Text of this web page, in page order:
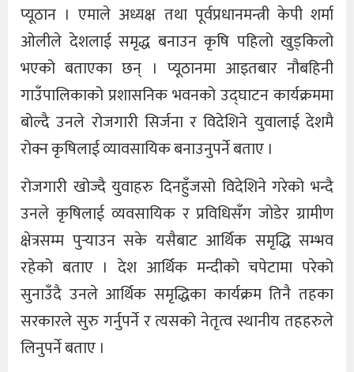
प्यूठान । एमाले अध्यक्ष तथा पूर्वप्रधानमन्त्री केपी शर्मा
ओलीले देशलाई समृद्ध बनाउन कृषि पहिलो खुड्किलो
भएको बताएका छन् । प्यूठानमा आइतबार नौबहिनी
गाउँपालिकाको प्रशासनिक भवनको उद्घाटन कार्यक्रममा
बोल्दै उनले रोजगारी सिर्जना र विदेशिने युवालाई देशमै
रोक्न कृषिलाई व्यावसायिक बनाउनुपर्ने बताए ।
रोजगारी खोज्दै युवाहरु दिनहुँजसो विदेशिने गरेको भन्दै
उनले कृषिलाई व्यवसायिक र प्रविधिसँग जोडेर ग्रामीण
क्षेत्रसम्म पुर्‍याउन सके यसैबाट आर्थिक समृद्धि सम्भव
रहेको बताए । देश आर्थिक मन्दीको चपेटामा परेको
सुनाउँदै उनले आर्थिक समृद्धिका कार्यक्रम तिनै तहका
सरकारले सुरु गर्नुपर्ने र त्यसको नेतृत्व स्थानीय तहहरुले
लिनुपर्ने बताए ।